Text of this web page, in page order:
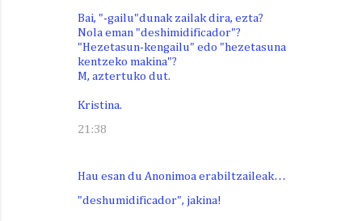
Bai, "-gailu"dunak zailak dira, ezta?
Nola eman "deshimidificador"?
"Hezetasun-kengailu" edo "hezetasuna
kentzeko makina"?
M, aztertuko dut.
Kristina.
21:38
Hau esan du Anonimoa erabiltzaileak…
"deshumidificador", jakina!